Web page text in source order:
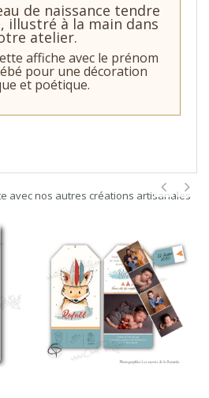
de naissance tendre
illustré à la main dans
atelier.
affiche avec le prénom
pour une décoration
et poétique.
avec nos autres créations artisanales